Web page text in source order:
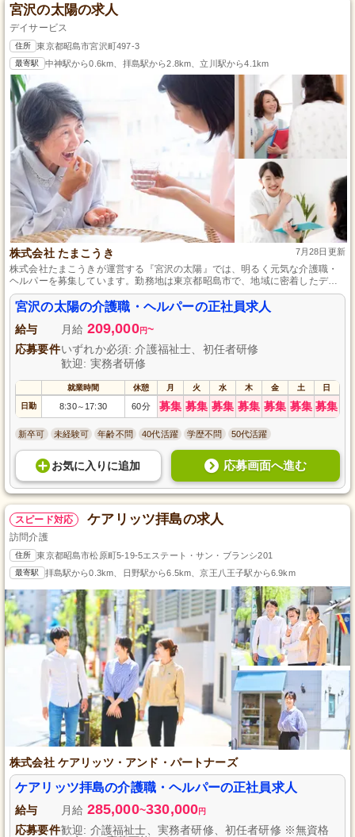
宮沢の太陽の求人
デイサービス
住所 東京都昭島市宮沢町497-3
最寄駅 中神駅から0.6km、拝島駅から2.8km、立川駅から4.1km
株式会社 たまこうき 7月28日更新
株式会社たまこうきが運営する『宮沢の太陽』では、明るく元気な介護職・
ヘルパーを募集しています。勤務地は東京都昭島市で、地域に密着したデイ
サービスを提供しております。未経験でも大歓迎！一緒に利用者の笑顔を引
き出す仕事をしませんか？正社員として安定した雇用形態で働けるチャンス
です。資格不要で初めての方でも安心してスタートできます。興味のある方
はぜひご応募ください。
宮沢の太陽の介護職・ヘルパーの正社員求人
給与 月給 209,000円~
応募要件いずれか必須: 介護福祉士、初任者研修
歓迎: 実務者研修
就業時間 休憩 月 火 水 木 金 土 日
日勤 8:30～ 17:30 60分 募集 募集 募集 募集 募集 募集 募集
新卒可 未経験可 年齢不問 40代活躍 学歴不問 50代活躍
お気に入り に追加 応募画面へ進む
スピード対応 ケアリッツ拝島の求人
訪問介護
住所 東京都昭島市松原町5-19-5エステート・サン・ブランシ201
最寄駅 拝島駅から0.3km、日野駅から6.5km、京王八王子駅から6.9km
株式会社 ケアリッツ・アンド・パートナーズ
ケアリッツ拝島の介護職・ヘルパーの正社員求人
給与 月給 285,000~330,000円
応募要件歓迎: 介護福祉士、実務者研修、初任者研修 ※無資格